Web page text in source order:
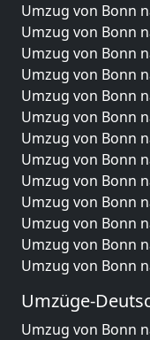
Umzug von Bonn
Umzug von Bonn
Umzug von Bonn
Umzug von Bonn
Umzug von Bonn
Umzug von Bonn
Umzug von Bonn
Umzug von Bonn
Umzug von Bonn
Umzug von Bonn
Umzug von Bonn
Umzug von Bonn
Umzug von Bonn
Umzüge-
Umzug von Bonn